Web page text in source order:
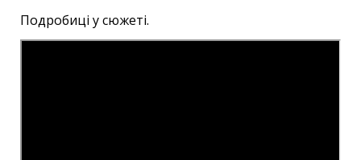
Подробиці у сюжеті.